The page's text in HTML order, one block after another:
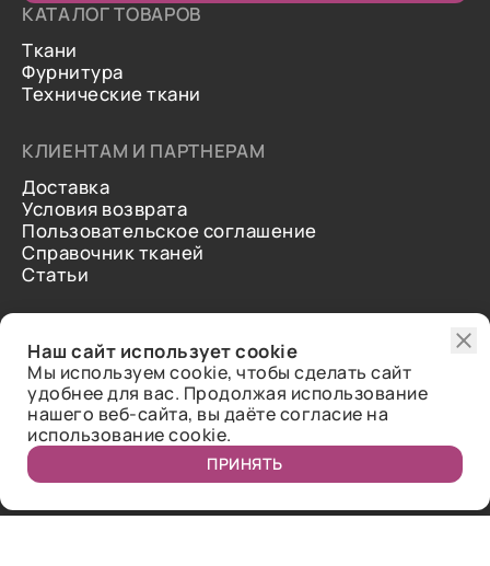
КАТАЛОГ ТОВАРОВ
Ткани
Фурнитура
Технические ткани
КЛИЕНТАМ И ПАРТНЕРАМ
Доставка
Условия возврата
Пользовательское соглашение
Справочник тканей
Статьи
О нас
Контакты
Отзывы
Наш сайт использует cookie
Мы используем cookie, чтобы сделать сайт
удобнее для вас. Продолжая использование
нашего веб-сайта, вы даёте согласие на
использование cookie.
ПРИНЯТЬ